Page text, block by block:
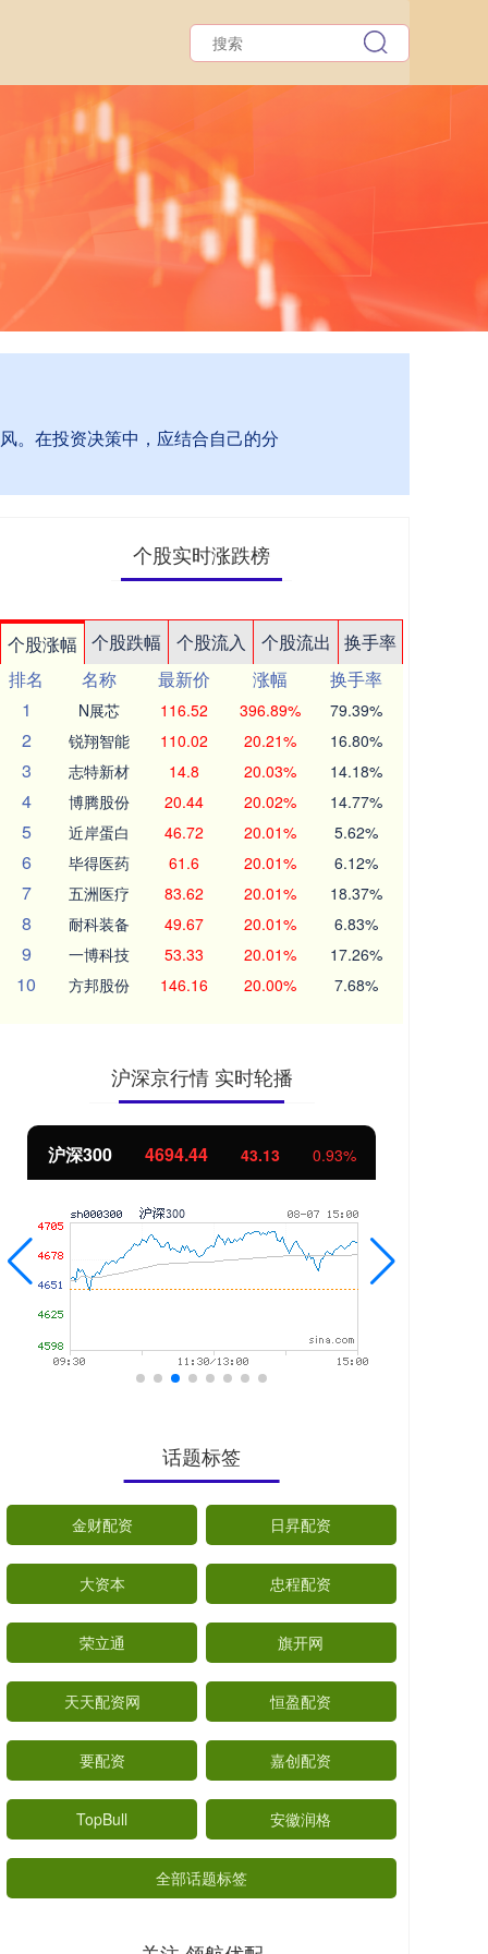
。在投资决策中，应结合自己的分
个股实时涨跌榜
个股涨幅 个股跌幅 个股流入 个股流出
换手率
排名
名称 最新价 涨幅
换手率
1
N展芯 116.52 396.89% 79.39%
2 锐翔智能 110.02 20.21% 16.80%
3 志特新材 14.8 20.03% 14.18%
4 博腾股份 20.44 20.02% 14.77%
5 近岸蛋白 46.72 20.01% 5.62%
6 毕得医药 61.6 20.01% 6.12%
7 五洲医疗 83.62 20.01% 18.37%
8 耐科装备 49.67 20.01% 6.83%
9 一博科技 53.33 20.01% 17.26%
10 方邦股份 146.16 20.00% 7.68%
沪深京行情 实时轮播
沪深300 4694.44 43.13 0.93%
话题标签
金财配资 日昇配资
大资本 忠程配资
荣立通 旗开网
天天配资网 恒盈配资
要配资 嘉创配资
TopBull 安徽润格
全部话题标签